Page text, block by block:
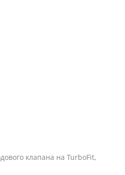
клапана на TurboFit,